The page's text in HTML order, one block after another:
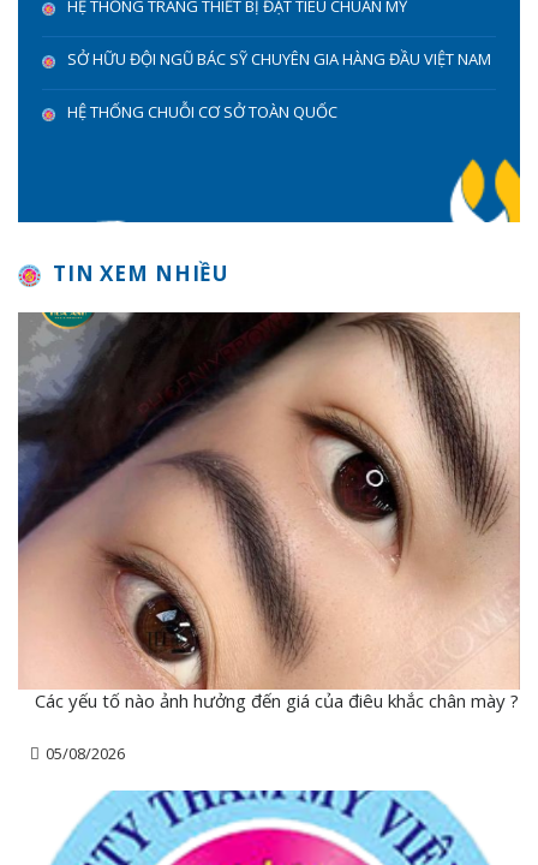
HỆ THỐNG TRANG THIẾT BỊ ĐẠT TIÊU CHUẨN MỸ
SỞ HỮU ĐỘI NGŨ BÁC SỸ CHUYÊN GIA HÀNG ĐẦU VIỆT NAM
HỆ THỐNG CHUỖI CƠ SỞ TOÀN QUỐC
TIN XEM NHIỀU
Các yếu tố nào ảnh hưởng đến giá của điêu khắc chân mày ?
05/08/2026